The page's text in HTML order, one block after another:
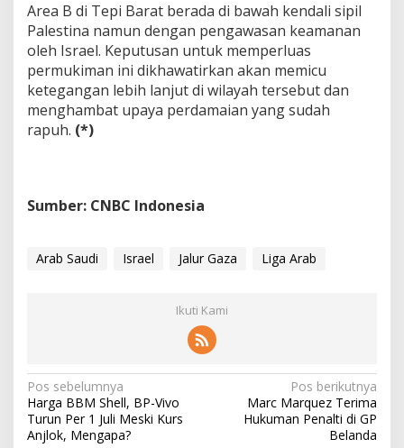
Area B di Tepi Barat berada di bawah kendali sipil
Palestina namun dengan pengawasan keamanan
oleh Israel. Keputusan untuk memperluas
permukiman ini dikhawatirkan akan memicu
ketegangan lebih lanjut di wilayah tersebut dan
menghambat upaya perdamaian yang sudah
rapuh. (*)
Sumber: CNBC Indonesia
Arab Saudi Israel Jalur Gaza Liga Arab
Ikuti Kami
N
a
v
Pos sebelumnya
Harga BBM Shell, BP-Vivo
Turun Per 1 Juli Meski Kurs
Anjlok, Mengapa?
Pos berikutnya
Marc Marquez Terima
Hukuman Penalti di GP
Belanda